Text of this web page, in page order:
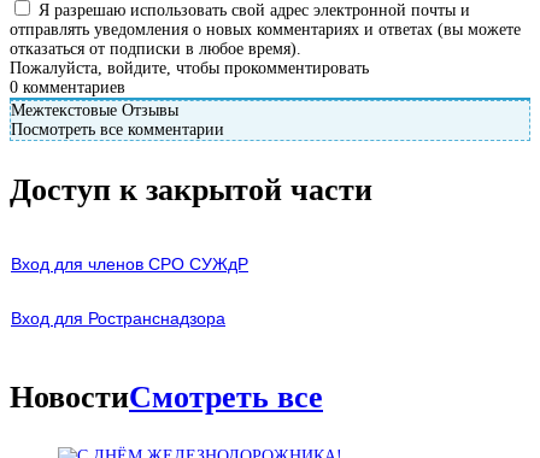
Я разрешаю использовать свой адрес электронной почты и
отправлять уведомления о новых комментариях и ответах (вы можете
отказаться от подписки в любое время).
Пожалуйста, войдите, чтобы прокомментировать
0 комментариев
Межтекстовые Отзывы
Посмотреть все комментарии
Доступ к закрытой части
Вход для членов СРО СУЖдР
Вход для Ространснадзора
НовостиСмотреть все